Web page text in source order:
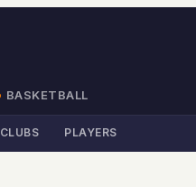
BASKETBALL
CLUBS PLAYERS